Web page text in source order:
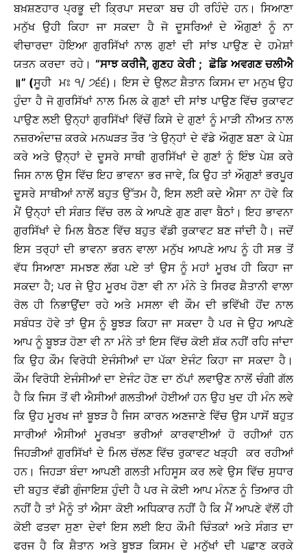
ਬਖ਼ਸ਼ਣਹਾਰ ਪ੍ਰਭੂ ਦੀ ਕ੍ਰਿਪਾ ਸਦਕਾ ਬਚ ਹੀ ਰਹਿੰਦੇ ਹਨ। ਸਿਆਣਾ
ਮਨੁੱਖ ਉਹੀ ਕਿਹਾ ਜਾ ਸਕਦਾ ਹੈ ਜੋ ਦੂਸਰਿਆਂ ਦੇ ਔਗੁਣਾਂ ਨੂੰ ਨਾ
ਵੀਚਾਰਦਾ ਹੋਇਆ ਗੁਰਸਿੱਖਾਂ ਨਾਲ ਗੁਣਾਂ ਦੀ ਸਾਂਝ ਪਾਉਣ ਦੇ ਹਮੇਸ਼ਾਂ
ਯਤਨ ਕਰਦਾ ਰਹੇ। “ਸਾਝ ਕਰੀਜੈ, ਗੁਣਹ ਕੇਰੀ ; ਛੋਡਿ ਅਵਗਣ ਚਲੀਐ
॥” (ਸੂਹੀ ਮਃ ੧/ ੭੬੬)। ਇਸ ਦੇ ਉਲਟ ਸ਼ੈਤਾਨ ਕਿਸਮ ਦਾ ਮਨੁਖ ਉਹ
ਹੁੰਦਾ ਹੈ ਜੋ ਗੁਰਸਿੱਖਾਂ ਨਾਲ ਮਿਲ ਕੇ ਗੁਣਾਂ ਦੀ ਸਾਂਝ ਪਾਉਣ ਵਿੱਚ ਰੁਕਾਵਟ
ਪਾਉਣ ਲਈ ਉਨ੍ਹਾਂ ਗੁਰਸਿੱਖਾਂ ਵਿੱਚੋਂ ਕਿਸੇ ਦੇ ਗੁਣਾਂ ਨੂੰ ਮਾੜੀ ਨੀਅਤ ਨਾਲ
ਨਜ਼ਰਅੰਦਾਜ਼ ਕਰਕੇ ਮਨਘੜਤ ਤੌਰ ’ਤੇ ਉਨ੍ਹਾਂ ਦੇ ਵੱਡੇ ਔਗੁਣ ਬਣਾ ਕੇ ਪੇਸ਼
ਕਰੇ ਅਤੇ ਉਨ੍ਹਾਂ ਦੇ ਦੂਸਰੇ ਸਾਥੀ ਗੁਰਸਿੱਖਾਂ ਦੇ ਗੁਣਾਂ ਨੂੰ ਇੰਝ ਪੇਸ਼ ਕਰੇ
ਜਿਸ ਨਾਲ ਉਸ ਵਿੱਚ ਇਹ ਭਾਵਨਾ ਭਰ ਜਾਵੇ, ਕਿ ਉਹ ਤਾਂ ਔਗੁਣਾਂ ਭਰਪੂਰ
ਦੂਸਰੇ ਸਾਥੀਆਂ ਨਾਲੋਂ ਬਹੁਤ ਉੱਤਮ ਹੈ, ਇਸ ਲਈ ਕਦੇ ਐਸਾ ਨਾ ਹੋਵੇ ਕਿ
ਮੈਂ ਉਨ੍ਹਾਂ ਦੀ ਸੰਗਤ ਵਿੱਚ ਰਲ ਕੇ ਆਪਣੇ ਗੁਣ ਗਵਾ ਬੈਠਾਂ। ਇਹ ਭਾਵਨਾ
ਗੁਰਸਿੱਖਾਂ ਦੇ ਮਿਲ ਬੈਠਣ ਵਿੱਚ ਬਹੁਤ ਵੱਡੀ ਰੁਕਾਵਟ ਬਣ ਜਾਂਦੀ ਹੈ। ਜਦੋਂ
ਇਸ ਤਰ੍ਹਾਂ ਦੀ ਭਾਵਨਾ ਭਰਨ ਵਾਲਾ ਮਨੁੱਖ ਆਪਣੇ ਆਪ ਨੂੰ ਹੀ ਸਭ ਤੋਂ
ਵੱਧ ਸਿਆਣਾ ਸਮਝਣ ਲੱਗ ਪਏ ਤਾਂ ਉਸ ਨੂੰ ਮਹਾਂ ਮੂਰਖ ਹੀ ਕਿਹਾ ਜਾ
ਸਕਦਾ ਹੈ; ਪਰ ਜੇ ਉਹ ਮੂਰਖ ਹੋਣਾ ਵੀ ਨਾ ਮੰਨੇ ਤੇ ਸਿਰਫ ਸ਼ੈਤਾਨੀ ਵਾਲਾ
ਰੋਲ ਹੀ ਨਿਭਾਉਂਦਾ ਰਹੇ ਅਤੇ ਮਸਲਾ ਵੀ ਕੌਮ ਦੀ ਭਵਿੱਖੀ ਹੋਂਦ ਨਾਲ
ਸਬੰਧਤ ਹੋਵੇ ਤਾਂ ਉਸ ਨੂੰ ਬੂਝੜ ਕਿਹਾ ਜਾ ਸਕਦਾ ਹੈ ਪਰ ਜੇ ਉਹ ਆਪਣੇ
ਆਪ ਨੂੰ ਬੂਝੜ ਹੋਣਾ ਵੀ ਨਾ ਮੰਨੇ ਤਾਂ ਇਸ ਵਿੱਚ ਕੋਈ ਸ਼ੱਕ ਨਹੀਂ ਰਹਿ ਜਾਂਦਾ
ਕਿ ਉਹ ਕੌਮ ਵਿਰੋਧੀ ਏਜੰਸੀਆਂ ਦਾ ਪੱਕਾ ਏਜੰਟ ਕਿਹਾ ਜਾ ਸਕਦਾ ਹੈ।
ਕੌਮ ਵਿਰੋਧੀ ਏਜੰਸੀਆਂ ਦਾ ਏਜੰਟ ਹੋਣ ਦਾ ਠੱਪਾਂ ਲਵਾਉਣ ਨਾਲੋਂ ਚੰਗੀ ਗੱਲ
ਹੈ ਕਿ ਜਿਸ ਤੋਂ ਵੀ ਐਸੀਆਂ ਗਲਤੀਆਂ ਹੋਈਆਂ ਹਨ ਉਹ ਖੁਦ ਹੀ ਮੰਨ ਲਵੇ
ਕਿ ਉਹ ਮੂਰਖ ਜਾਂ ਬੂਝੜ ਹੈ ਜਿਸ ਕਾਰਨ ਅਣਜਾਣੇ ਵਿੱਚ ਉਸ ਪਾਸੋਂ ਬਹੁਤ
ਸਾਰੀਆਂ ਐਸੀਆਂ ਮੂਰਖਤਾ ਭਰੀਆਂ ਕਾਰਵਾਈਆਂ ਹੋ ਰਹੀਆਂ ਹਨ
ਜਿਹੜੀਆਂ ਗੁਰਸਿੱਖਾਂ ਦੇ ਮਿਲ ਚੱਲਣ ਵਿੱਚ ਰੁਕਾਵਟ ਖੜ੍ਹੀ ਕਰ ਰਹੀਆਂ
ਹਨ। ਜਿਹੜਾ ਬੰਦਾ ਆਪਣੀ ਗਲਤੀ ਮਹਿਸੂਸ ਕਰ ਲਵੇ ਉਸ ਵਿੱਚ ਸੁਧਾਰ
ਦੀ ਬਹੁਤ ਵੱਡੀ ਗੁੰਜਾਇਸ਼ ਹੁੰਦੀ ਹੈ ਪਰ ਜੇ ਕੋਈ ਆਪ ਮੰਨਣ ਨੂੰ ਤਿਆਰ ਹੀ
ਨਹੀਂ ਹੈ ਤਾਂ ਮੈਨੂੰ ਤਾਂ ਐਸਾ ਕੋਈ ਅਧਿਕਾਰ ਨਹੀਂ ਹੈ ਕਿ ਮੈਂ ਆਪਣੇ ਵੱਲੋਂ ਹੀ
ਕੋਈ ਫਤਵਾ ਸੁਣਾ ਦੇਵਾਂ ਇਸ ਲਈ ਇਹ ਕੌਮੀ ਚਿੰਤਕਾਂ ਅਤੇ ਸੰਗਤ ਦਾ
ਫਰਜ ਹੈ ਕਿ ਸ਼ੈਤਾਨ ਅਤੇ ਬੂਝੜ ਕਿਸਮ ਦੇ ਮਨੁੱਖਾਂ ਦੀ ਪਛਾਣ ਕਰਕੇ